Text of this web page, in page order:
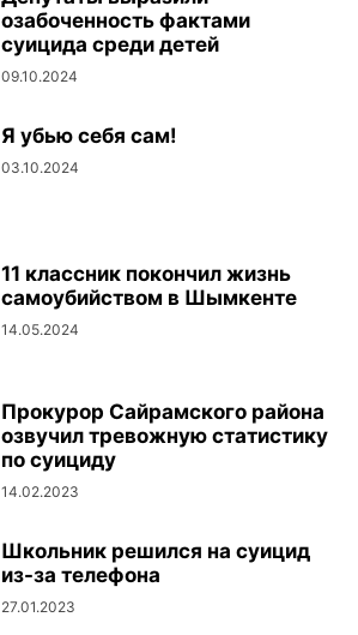
озабоченность фактами
суицида среди детей
09.10.2024
Я убью себя сам!
03.10.2024
11 классник покончил жизнь
самоубийством в Шымкенте
14.05.2024
Прокурор Сайрамского района
озвучил тревожную статистику
по суициду
14.02.2023
Школьник решился на суицид
из-за телефона
27.01.2023